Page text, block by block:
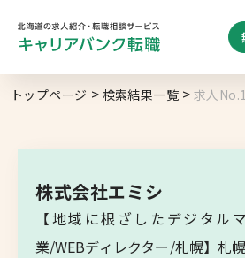
求人を探す
勤務地 業種
札幌市
道央エリア
トップページ 検索結果一覧 求人
株式会社エミシ
【地域に根ざしたデジタル
業/WEBディレクター/札幌】札